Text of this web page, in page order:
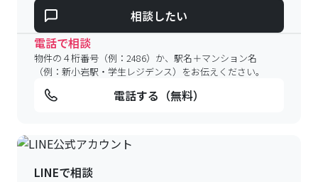
相談したい
電話で相談
物件の４桁番号（例：2486）か、駅名＋マンション名
（例：新小岩駅・学生レジデンス）をお伝えください。
電話する（無料）
LINEで相談